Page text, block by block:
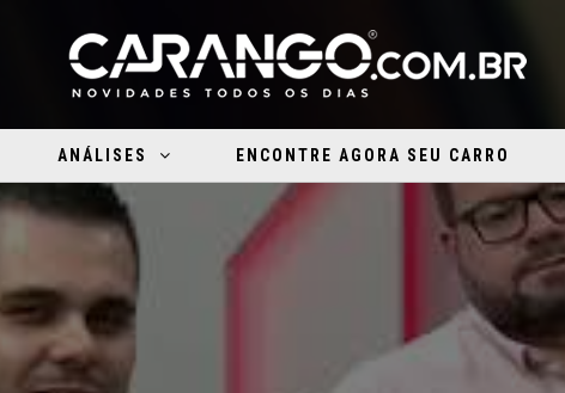
ANÁLISES ENCONTRE AGORA SEU CARRO